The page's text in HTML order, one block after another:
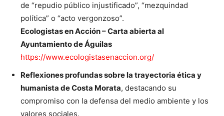
de “repudio público injustificado”, “mezquindad
política” o “acto vergonzoso”.
Ecologistas en Acción – Carta abierta al
Ayuntamiento de Águilas
https://www.ecologistasenaccion.org/
Reflexiones profundas sobre la trayectoria ética y
humanista de Costa Morata, destacando su
compromiso con la defensa del medio ambiente y los
valores sociales.